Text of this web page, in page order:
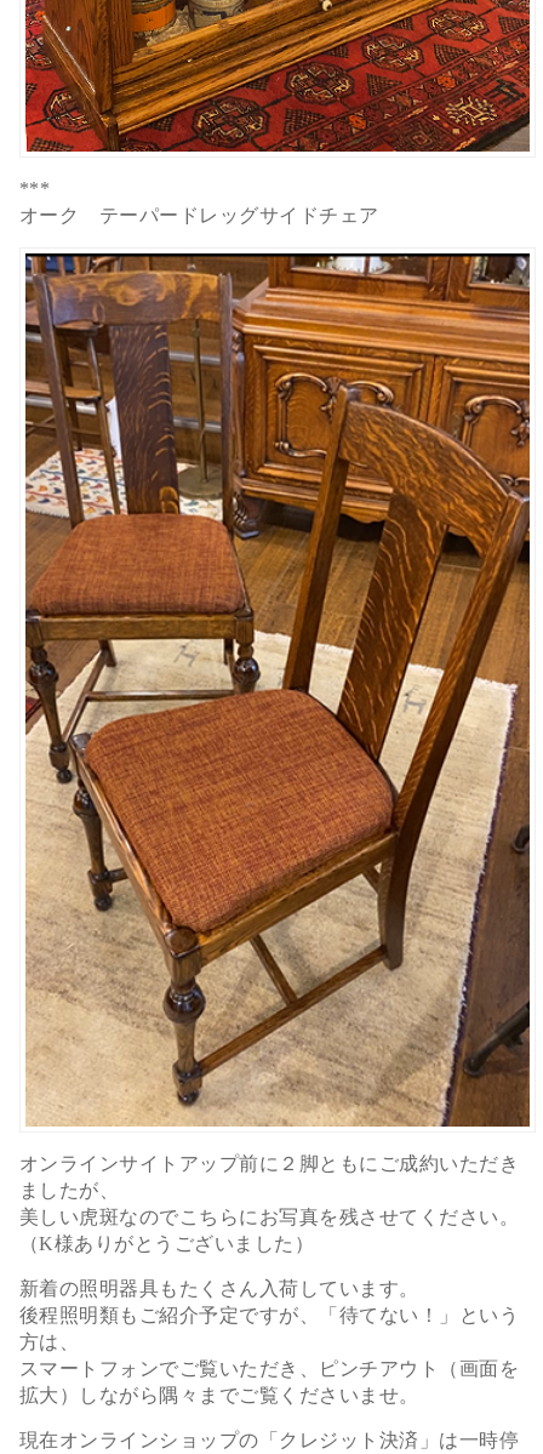
***
オーク テーパードレッグサイドチェア
オンラインサイトアップ前に２脚ともにご成約いただき
ましたが、
美しい虎斑なのでこちらにお写真を残させてください。
（K様ありがとうございました）
新着の照明器具もたくさん入荷しています。
後程照明類もご紹介予定ですが、「待てない！」という
方は、
スマートフォンでご覧いただき、ピンチアウト（画面を
拡大）しながら隅々までご覧くださいませ。
現在オンラインショップの「クレジット決済」は一時停